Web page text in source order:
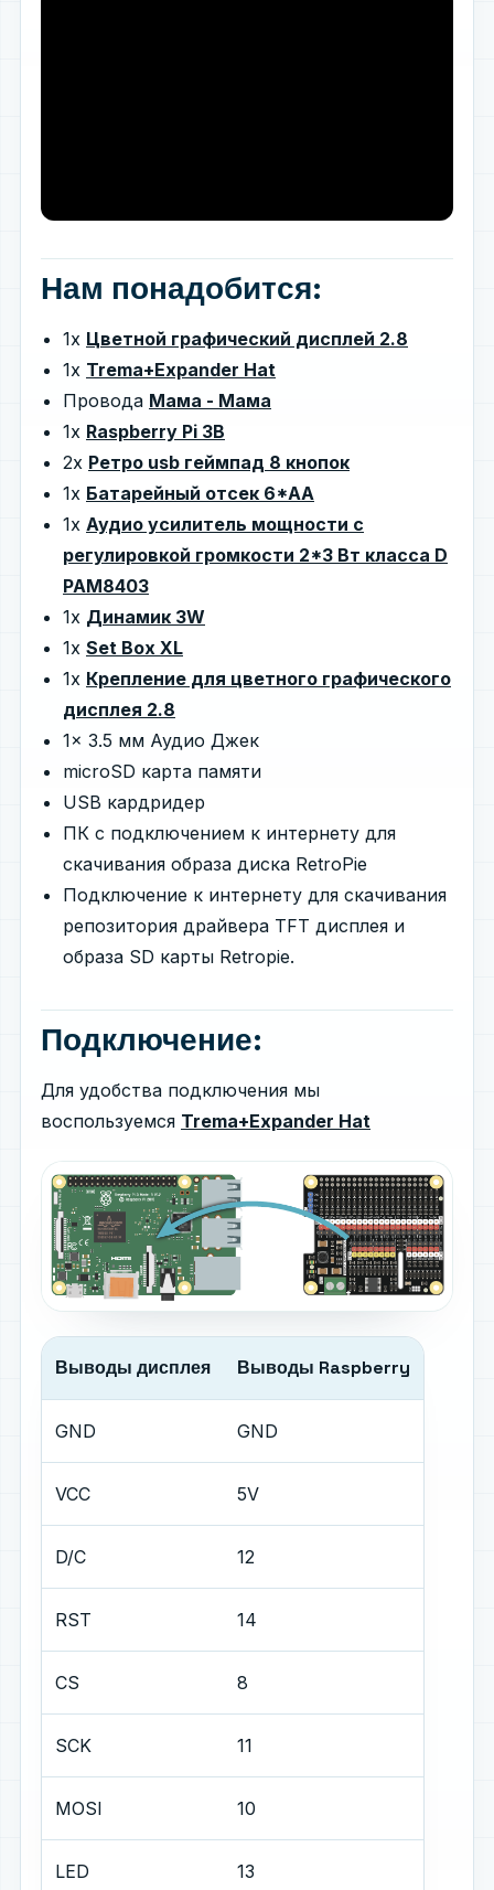
Нам понадобится:
1x Цветной графический дисплей 2.8
1x Trema+Expander Hat
Провода Мама - Мама
1x Raspberry Pi 3B
2x Ретро usb геймпад 8 кнопок
1x Батарейный отсек 6*AA
1x Аудио усилитель мощности c
регулировкой громкости 2*3 Вт класса D
PAM8403
1x Динамик 3W
1x Set Box XL
1x Крепление для цветного графического
дисплея 2.8
1x 3.5 мм Аудио Джек
microSD карта памяти
USB кардридер
ПК с подключением к интернету для
скачивания образа диска RetroPie
Подключение к интернету для скачивания
репозитория драйвера TFT дисплея и
образа SD карты Retropie.
Подключение:
Для удобства подключения мы
воспользуемся Trema+Expander Hat
Выводы дисплея Выводы Raspberry
GND GND
VCC 5V
D/C 12
RST 14
CS 8
SCK 11
MOSI 10
LED 13